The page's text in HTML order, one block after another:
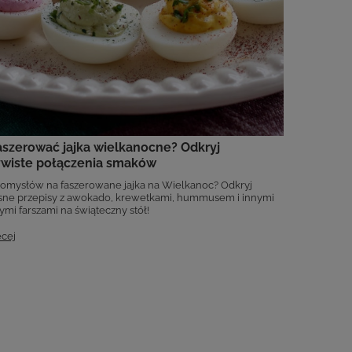
jajka wielkanocne? Odkryj
połączenia smaków
na faszerowane jajka na Wielkanoc? Odkryj
przepisy z awokado, krewetkami, hummusem i innymi
farszami na świąteczny stół!